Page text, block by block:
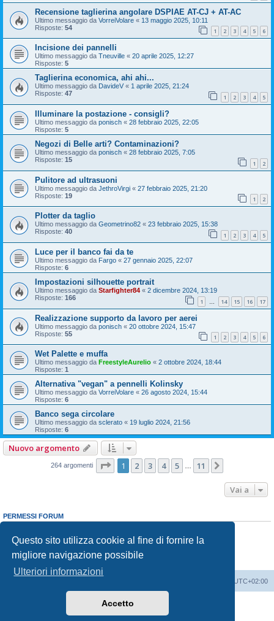
Questo sito utilizza cookie al fine di fornire la
migliore navigazione possibile
Ulteriori informazioni
Accetto
Recensione taglierina angolare DSPIAE AT-CJ + AT-AC
Ultimo messaggio da VorreiVolare « 13 maggio 2025, 10:11
Risposte: 54 1 2 3 4 5 6
Incisione dei pannelli
Ultimo messaggio da Tneuville « 20 aprile 2025, 12:27
Risposte: 5
Taglierina economica, ahi ahi...
Ultimo messaggio da DavideV « 1 aprile 2025, 21:24
Risposte: 47 1 2 3 4 5
Illuminare la postazione - consigli?
Ultimo messaggio da ponisch « 28 febbraio 2025, 22:05
Risposte: 5
Negozi di Belle arti? Contaminazioni?
Ultimo messaggio da ponisch « 28 febbraio 2025, 7:05
Risposte: 15 1 2
Pulitore ad ultrasuoni
Ultimo messaggio da JethroVirgi « 27 febbraio 2025, 21:20
Risposte: 19 1 2
Plotter da taglio
Ultimo messaggio da Geometrino82 « 23 febbraio 2025, 15:38
Risposte: 40 1 2 3 4 5
Luce per il banco fai da te
Ultimo messaggio da Fargo « 27 gennaio 2025, 22:07
Risposte: 6
Impostazioni silhouette portrait
Ultimo messaggio da Starfighter84 « 2 dicembre 2024, 13:19
Risposte: 166 1 … 14 15 16 17
Realizzazione supporto da lavoro per aerei
Ultimo messaggio da ponisch « 20 ottobre 2024, 15:47
Risposte: 55 1 2 3 4 5 6
Wet Palette e muffa
Ultimo messaggio da FreestyleAurelio « 2 ottobre 2024, 18:44
Risposte: 1
Alternativa "vegan" a pennelli Kolinsky
Ultimo messaggio da VorreiVolare « 26 agosto 2024, 15:44
Risposte: 6
Banco sega circolare
Ultimo messaggio da sclerato « 19 luglio 2024, 21:56
Risposte: 6
Nuovo argomento
264 argomenti Pagina di 11
1 2 3 4 5 11
Vai a
PERMESSI FORUM
Non puoi
rispondere negli argomenti
Non puoimodificare i tuoi messaggi
Non puoicancellare i tuoi messaggi
Non puoi
inviare allegati
UTC+02:00
phpBB® Forum Software © phpBB Limited
phpBB-Italia.it